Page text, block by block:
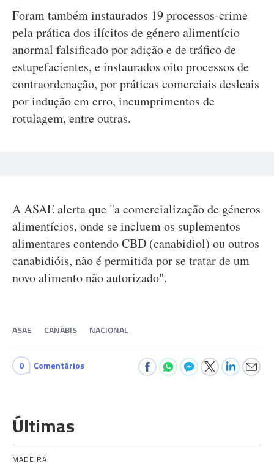
Foram também instaurados 19 processos-crime
pela prática dos ilícitos de género alimentício
anormal falsificado por adição e de tráfico de
estupefacientes, e instaurados oito processos de
contraordenação, por práticas comerciais desleais
por indução em erro, incumprimentos de
rotulagem, entre outras.
A ASAE alerta que "a comercialização de géneros
alimentícios, onde se incluem os suplementos
alimentares contendo CBD (canabidiol) ou outros
canabidióis, não é permitida por se tratar de um
novo alimento não autorizado".
ASAE CANÁBIS NACIONAL
0 Comentários
Últimas
MADEIRA